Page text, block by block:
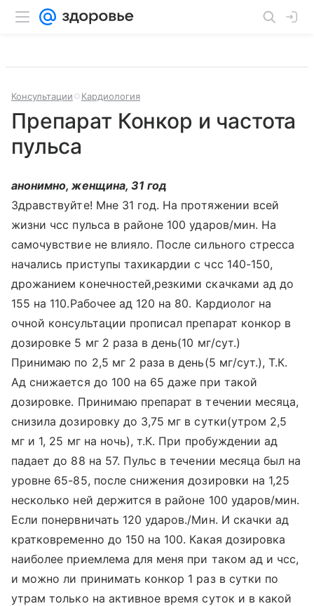
Консультации Кардиология
Препарат Конкор и частота
пульса
анонимно, женщина, 31 год
Здравствуйте! Мне 31 год. На протяжении всей
жизни чсс пульса в районе 100 ударов/мин. На
самочувствие не влияло. После сильного стресса
начались приступы тахикардии с чсс 140-150,
дрожанием конечностей,резкими скачками ад до
155 на 110.Рабочее ад 120 на 80. Кардиолог на
очной консультации прописал препарат конкор в
дозировке 5 мг 2 раза в день(10 мг/сут.)
Принимаю по 2,5 мг 2 раза в день(5 мг/сут.), Т.К.
Ад снижается до 100 на 65 даже при такой
дозировке. Принимаю препарат в течении месяца,
снизила дозировку до 3,75 мг в сутки(утром 2,5
мг и 1, 25 мг на ночь), т.К. При пробуждении ад
падает до 88 на 57. Пульс в течении месяца был на
уровне 65-85, после снижения дозировки на 1,25
несколько ней держится в районе 100 ударов/мин.
Если понервничать 120 ударов./Мин. И скачки ад
кратковременно до 150 на 100. Какая дозировка
наиболее приемлема для меня при таком ад и чсс,
и можно ли принимать конкор 1 раз в сутки по
утрам только на активное время суток и в какой